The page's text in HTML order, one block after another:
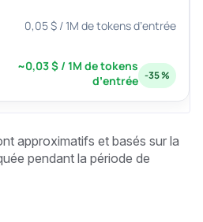
0,05 $ / 1M de tokens d’entrée
~0,03 $ / 1M de tokens
d’entrée -35 %
approximatifs et basés sur la
pendant la période de